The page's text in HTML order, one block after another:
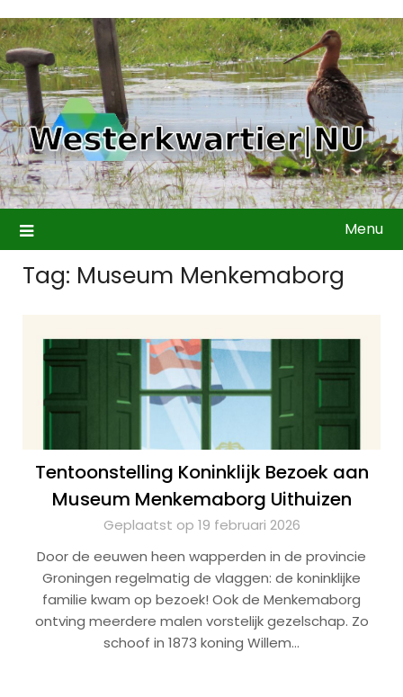
naar
de
inhoud
Menu
Tag: Museum Menkemaborg
Tentoonstelling Koninklijk Bezoek aan
Museum Menkemaborg Uithuizen
Geplaatst op 19 februari 2026
Door de eeuwen heen wapperden in de provincie
Groningen regelmatig de vlaggen: de koninklijke
familie kwam op bezoek! Ook de Menkemaborg
ontving meerdere malen vorstelijk gezelschap. Zo
schoof in 1873 koning Willem…